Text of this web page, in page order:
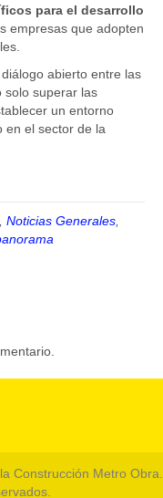
para el desarrollo
empresas que adopten
abierto entre las
solo superar las
un entorno
en el sector de la
Noticias Generales
Construcción Metro Obra.